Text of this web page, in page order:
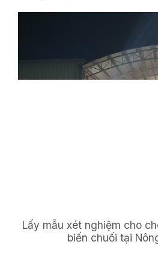
Lấy mẫu xét nghiệm cho
biến chuối tại